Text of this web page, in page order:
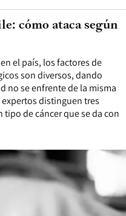
el país, los factores de
son diversos, dando
no se enfrente de la misma
distinguen tres
tipo de cáncer que se da con
cómo ataca según